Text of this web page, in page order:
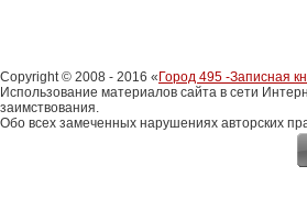
Copyright © 2008 - 2016 « Город 495 -Записная
Использование материалов сайта в сети
заимствования.
Обо всех замеченных нарушениях авторских